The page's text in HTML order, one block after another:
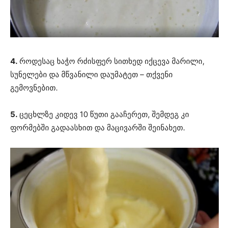
4. როდესაც ხაჭო რძისფერ სითხედ იქცევა მარილი,
სუნელები და მწვანილი დაუმატეთ – თქვენი
გემოვნებით.
5. ცეცხლზე კიდევ 10 წუთი გააჩერეთ, შემდეგ კი
ფორმებში გადაასხით და მაცივარში შეინახეთ.